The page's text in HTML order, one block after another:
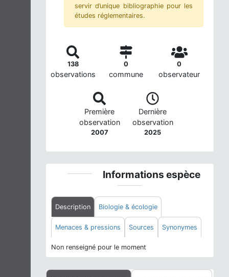
servir d’unique bibliographie pour les
études réglementaires.
138
observations
0
commune
0
observateur
Première
observation
2007
Dernière
observation
2025
Informations espèce
Description Biologie & écologie
Menaces & pressions Sources Synonymes
Non renseigné pour le moment